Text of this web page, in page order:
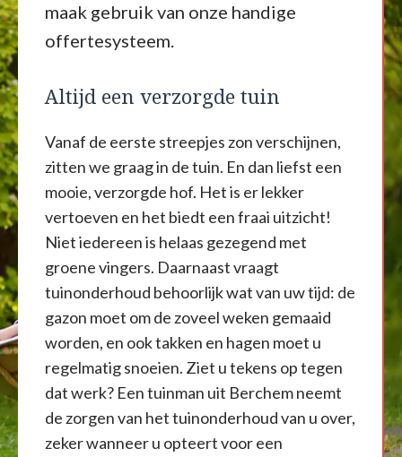
maak gebruik van onze handige
offertesysteem.
Altijd een verzorgde tuin
Vanaf de eerste streepjes zon verschijnen,
zitten we graag in de tuin. En dan liefst een
mooie, verzorgde hof. Het is er lekker
vertoeven en het biedt een fraai uitzicht!
Niet iedereen is helaas gezegend met
groene vingers. Daarnaast vraagt
tuinonderhoud behoorlijk wat van uw tijd: de
gazon moet om de zoveel weken gemaaid
worden, en ook takken en hagen moet u
regelmatig snoeien. Ziet u tekens op tegen
dat werk? Een tuinman uit Berchem neemt
de zorgen van het tuinonderhoud van u over,
zeker wanneer u opteert voor een